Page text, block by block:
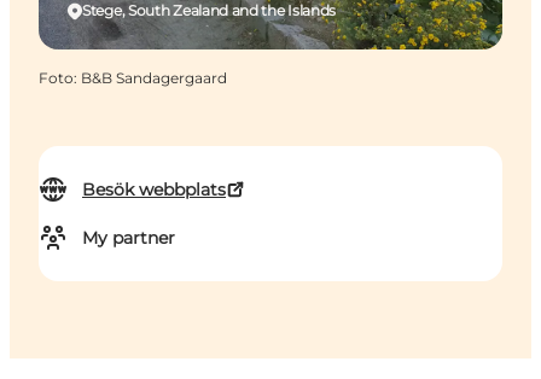
Besök webbplats
My partner
Stege, South Zealand and the Islands
Foto: B&B Sandagergaard